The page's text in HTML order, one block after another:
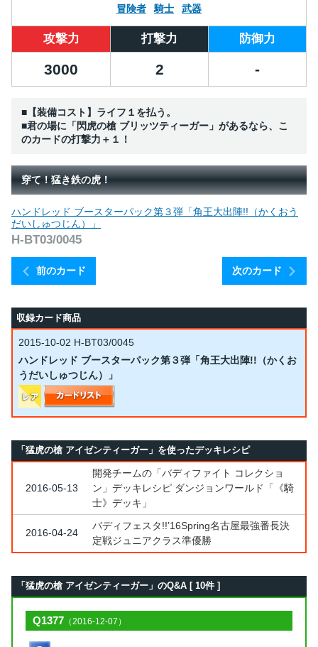
冒険者 騎士 武器
攻撃力 打撃力 防御力
3000 2 -
■【装備コスト】ライフ１を払う。
■君の場に「閃虎の槍 ブリッツティーガー」があるなら、こ
のカードの打撃力＋１！
穿て！猛き鉄の虎！
前のカード
ハンドレッド ブースターパック第３弾「角王大出陣!!（かくおう
だいしゅつじん）」
H-BT03/0045
次のカード
収録カード商品
2015-10-02 H-BT03/0045
ハンドレッド ブースターパック第３弾「角王大出陣!!（かくお
うだいしゅつじん）」
「猛虎の槍 アイゼンティーガー」を使ったデッキレシピ
2016-05-13
開発チームの「バディファイト コレクショ
ン」デッキレシピ ダンジョンワールド「《騎
士》デッキ」
2016-04-24
バディフェスタ!!’16Spring名古屋最強番長決
定戦ジュニアクラス準優勝
「猛虎の槍 アイゼンティーガー」のQ&A [ 10件 ]
Q1377 （2016-12-07）